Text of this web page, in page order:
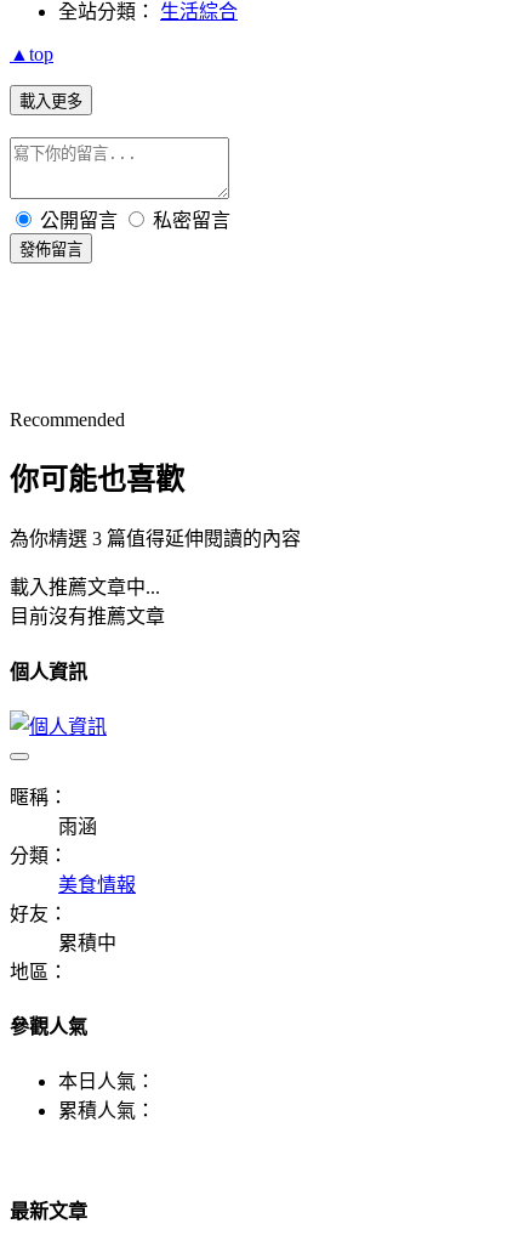
全站分類： 生活綜合
▲top
載入更多
公開留言 私密留言
發佈留言
Recommended
你可能也喜歡
為你精選 3 篇值得延伸閱讀的內容
載入推薦文章中...
目前沒有推薦文章
個人資訊
暱稱：
雨涵
分類：
美食情報
好友：
累積中
地區：
參觀人氣
本日人氣：
累積人氣：
最新文章